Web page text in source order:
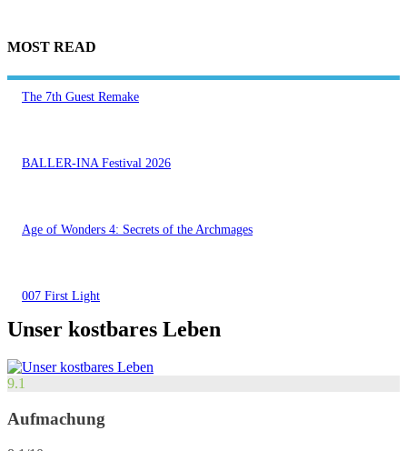
MOST READ
The 7th Guest Remake
BALLER-INA Festival 2026
Age of Wonders 4: Secrets of the Archmages
007 First Light
Unser kostbares Leben
9.1
Aufmachung